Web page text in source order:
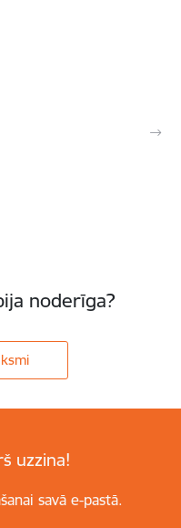
noderīga?
uzzina!
savā e-pastā.